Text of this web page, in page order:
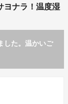
ヨナラ！温度湿
した。温かいご